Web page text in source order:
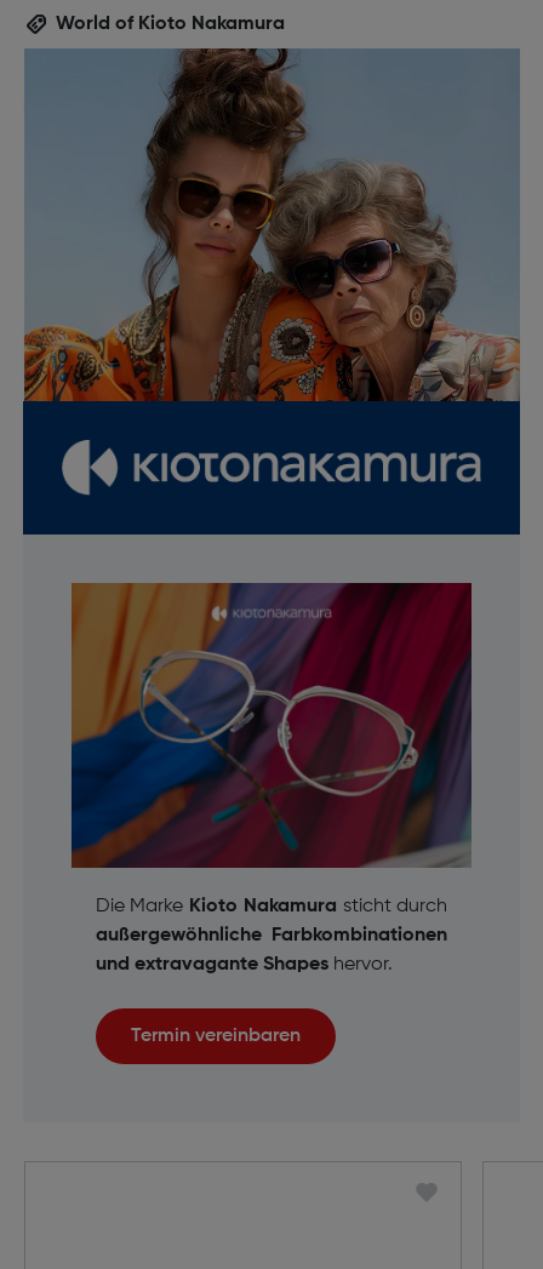
World of Kioto Nakamura
Die Marke Kioto Nakamura sticht durch
außergewöhnliche Farbkombinationen
und extravagante Shapeshervor.
Termin vereinbaren